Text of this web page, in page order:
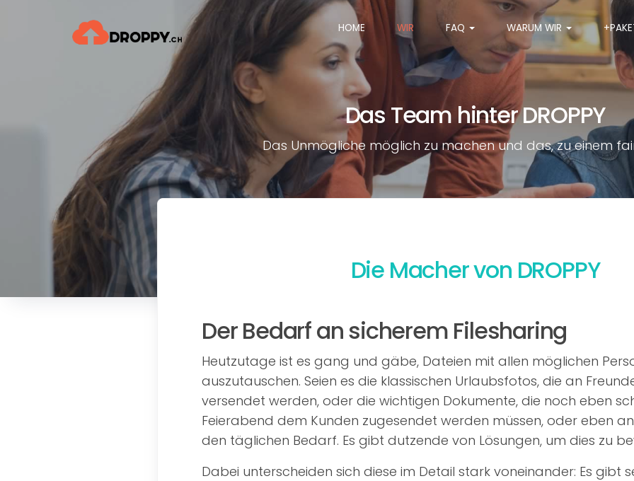
HOME WIR FAQ WARUM WIR
Das Team hinter DROPPY
Das Unmögliche möglich zu machen und das, zu einem
Die Macher von DROPPY
Der Bedarf an sicherem Filesharing
Heutzutage ist es gang und gäbe, Dateien mit allen möglichen
auszutauschen. Seien es die klassischen Urlaubsfotos, die an
versendet werden, oder die wichtigen Dokumente, die noch eben
Feierabend dem Kunden zugesendet werden müssen, oder eben
den täglichen Bedarf. Es gibt dutzende von Lösungen, um dies zu
Dabei unterscheiden sich diese im Detail stark voneinander: Es gibt